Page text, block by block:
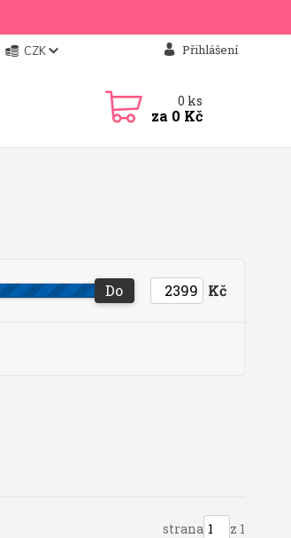
CZK Přihlášení
0 ks
za 0 Kč
Do Kč
strana z 1